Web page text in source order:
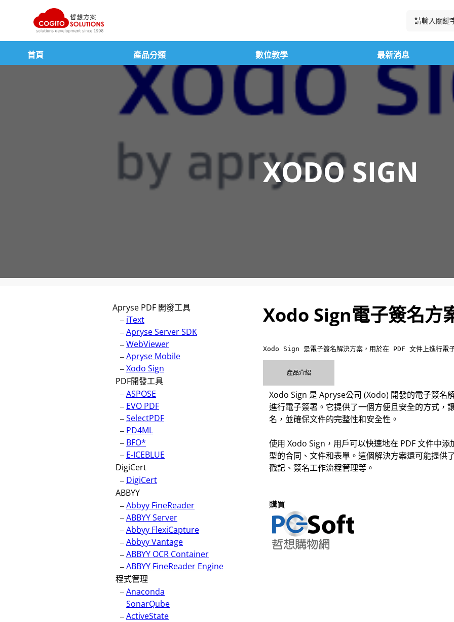
要
容
首頁 產品分類 數位教學 最新消息
XODO SIGN
Apryse PDF 開發工具
– iText
–Apryse Server SDK
–WebViewer
–Apryse Mobile
–Xodo Sign
PDF開發工具
–ASPOSE
– EVO PDF
–SelectPDF
– PD4ML
– BFO*
– E-ICEBLUE
DigiCert
– DigiCert
ABBYY
–Abbyy FineReader
–ABBYY Server
–Abbyy FlexiCapture
–Abbyy Vantage
–ABBYY OCR Container
–ABBYY FineReader Engine
程式管理
–Anaconda
–SonarQube
–ActiveState
Xodo Sign電子簽名方
Xodo Sign 是電子簽名解決方案，用於在 PDF 文件上進行電
產品介紹
Xodo Sign 是 Apryse公司 (Xodo) 開發的電子簽名
進行電子簽署。它提供了一個方便且安全的方式，
名，並確保文件的完整性和安全性。
使用 Xodo Sign，用戶可以快速地在 PDF 文件中
型的合同、文件和表單。這個解決方案還可能提供
戳記、簽名工作流程管理等。
購買